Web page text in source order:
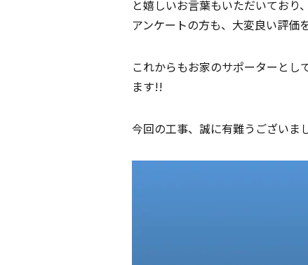
と嬉しいお言葉もいただいてお
アンケートの方も、大変良い評
これからもお家のサポーターとし
ます!!
今回の工事、誠に有難うございま